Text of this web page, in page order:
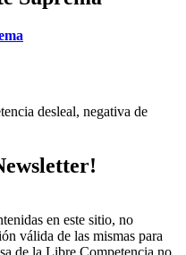
desleal, negativa de
en este sitio, no
válida de las mismas para
de la Libre Competencia no